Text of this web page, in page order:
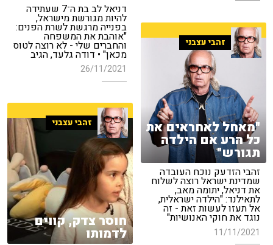
דניאל לב בת ה־7 שעתידה
להיות מגורשת מישראל,
בפנייה מרגשת לשרת הפנים:
"אוהבת את המשפחה
והחברים שלי - לא רוצה לטוס
מכאן" • דודה גלעד, הגיב
26/11/2021
זהבי עצבני
"מאחל לאחראים את
כל הרע אם הילדה
תגורש"
זהבי הזדעק נוכח העובדה
שמדינת ישראל רוצה לשלוח
את דניאל, יתומה מאב,
לתאילנד: "הילדה ישראלית,
אל תעזו לעשות זאת - זה
נוגד את חוקי האנושיות"
11/11/2021
זהבי עצבני
חוסר צדק, קווים
לדמותו